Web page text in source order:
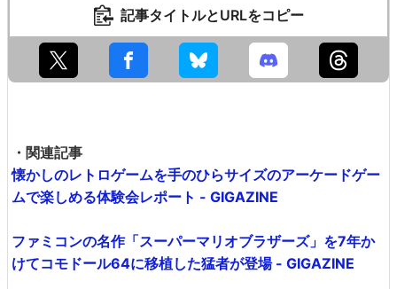
記事タイトルとURLをコピー
・関連記事
懐かしのレトロゲームを手のひらサイズのアーケードゲー
ムで楽しめる体験会レポート - GIGAZINE
ファミコンの名作「スーパーマリオブラザーズ」を7年か
けてコモドール64に移植した猛者が登場 - GIGAZINE